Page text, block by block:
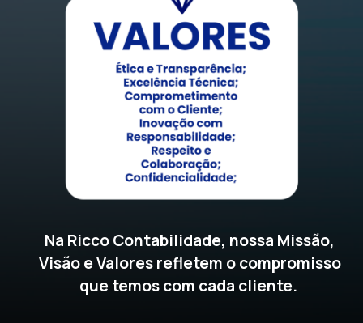
Na Ricco Contabilidade, nossa Missão,
Visão e Valores refletem o compromisso
que temos com cada cliente.